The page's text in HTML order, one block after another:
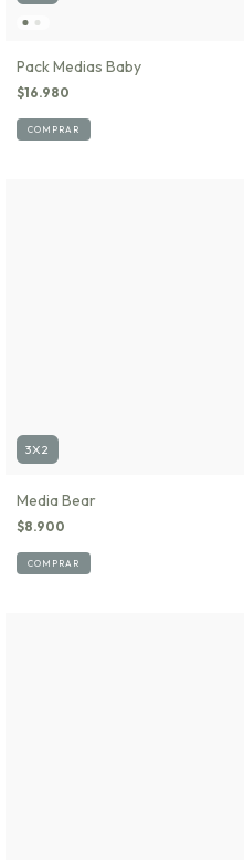
Pack Medias Baby
$16.980
COMPRAR
3X2
Media Bear
$8.900
COMPRAR